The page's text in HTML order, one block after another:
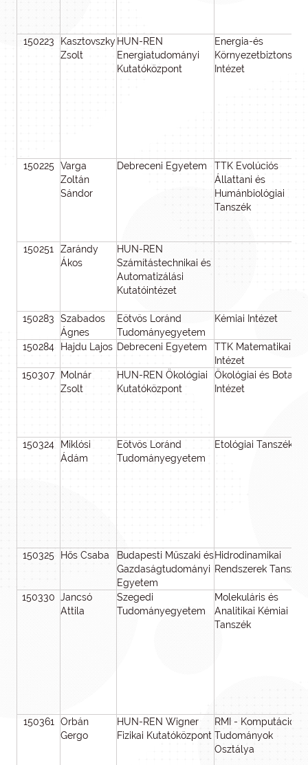
150223
Kasztovszky
Zsolt
HUN-REN
Energiatudományi
Kutatóközpont
Energia-és
Környezetbiztonsági
Intézet
150225 Varga
Zoltán
Sándor
Debreceni Egyetem
TTK Evolúciós
Állattani és
Humánbiológiai
Tanszék
150251
Zarándy
Ákos
HUN-REN
Számítástechnikai és
Automatizálási
Kutatóintézet
150283
Szabados
Ágnes
Eötvös Loránd
Tudományegyetem
Kémiai Intézet
150284 Hajdu Lajos Debreceni Egyetem
TTK Matematikai
Intézet
150307
Molnár
Zsolt
HUN-REN Ökológiai
Kutatóközpont
Ökológiai és
Intézet
150324
Miklósi
Ádám
Eötvös Loránd
Tudományegyetem
Etológiai Tanszék
150325 Hős Csaba
Budapesti Műszaki és
Gazdaságtudományi
Egyetem
Hidrodinamikai
Rendszerek Tanszék
150330 Jancsó
Attila
Szegedi
Tudományegyetem
Molekuláris és
Analitikai Kémiai
Tanszék
150361
Orbán
Gergo
HUN-REN Wigner
Fizikai Kutatóközpont
RMI - Komputációs
Tudományok
Osztálya